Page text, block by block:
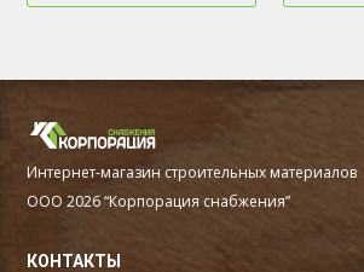
Интернет-магазин строительных материалов
ООО 2026 “Корпорация снабжения”
КОНТАКТЫ